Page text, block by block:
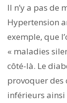
Il n’y a pas de
Hypertension
exemple, que
« maladies
côté-là. Le
provoquer des
inférieurs